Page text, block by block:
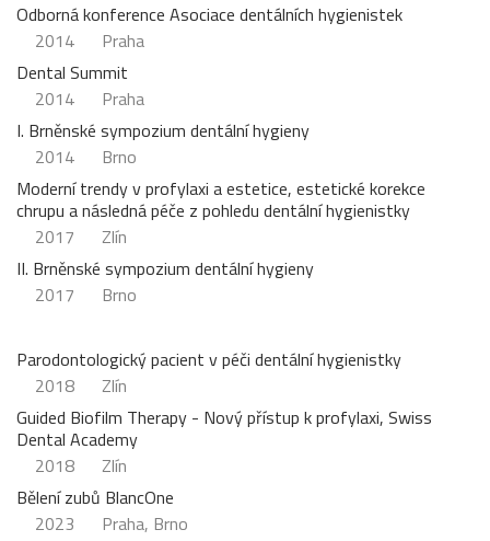
Odborná konference Asociace dentálních hygienistek
2014
Praha
Dental Summit
2014
Praha
I. Brněnské sympozium dentální hygieny
2014
Brno
Moderní trendy v profylaxi a estetice, estetické korekce
chrupu a následná péče z pohledu dentální hygienistky
2017
Zlín
II. Brněnské sympozium dentální hygieny
2017
Brno
Parodontologický pacient v péči dentální hygienistky
2018
Zlín
Guided Biofilm Therapy - Nový přístup k profylaxi, Swiss
Dental Academy
2018
Zlín
Bělení zubů BlancOne
2023
Praha, Brno